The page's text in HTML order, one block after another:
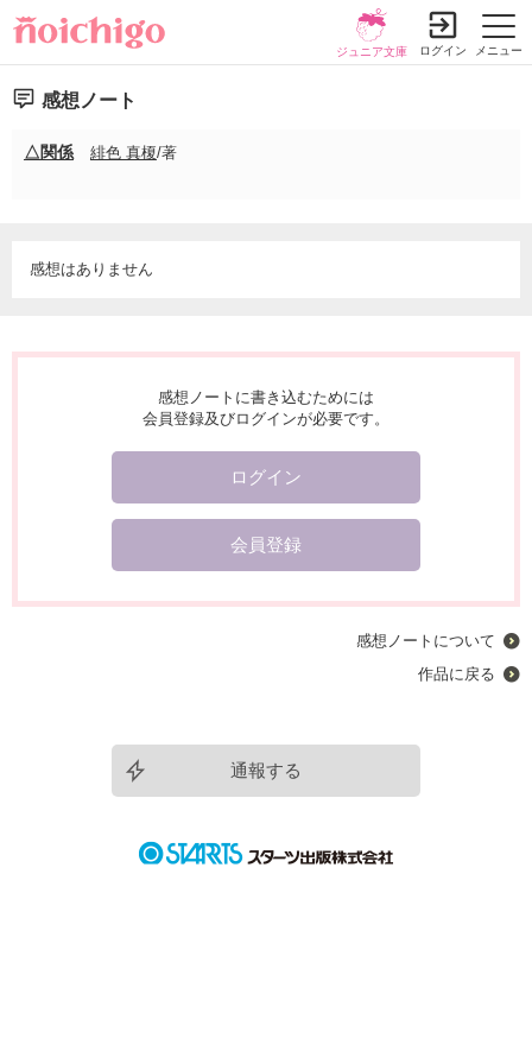
メニュー
ジュニア文庫 ログイン
感想ノート
△関係 緋色 真榎/著
感想はありません
感想ノートに書き込むためには
会員登録及びログインが必要です。
ログイン
会員登録
感想ノートについて
作品に戻る
通報する